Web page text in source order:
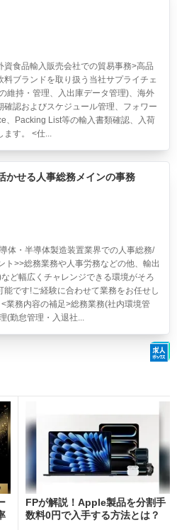
資食品輸入販売会社での貿易事務>高品
ブランドを取り扱う当社サプライチェ
維持・管理、入出庫データ管理)、海外
認およびスケジュール管理、フォワー
、Packing List等の輸入書類確認、入荷
ます。 <仕...
かせる人事総務メインの事務
体・半導体製造装置業界での人事総務/
ト>>総務業務や人事労務などの他、輸出
ど幅広くチャレンジできる環境がそろ
です!ご経験に合わせて業務をお任せし
業務内容の補足>総務業務(社内環境管
(勤怠管理・入退社...
FPが解説！Apple製品を分割手
数料0円で入手する方法とは？